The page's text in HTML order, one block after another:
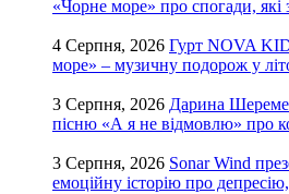
«Чорне море» про спогади,
4 Серпня, 2026 Гурт NOVA
море» – музичну подорож у
3 Серпня, 2026 Дарина
пісню «А я не відмовлю» про
3 Серпня, 2026 Sonar Wind
емоційну історію про